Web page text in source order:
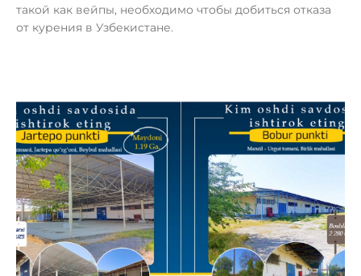
такой как вейпы, необходимо чтобы добиться отказа
от курения в Узбекистане.